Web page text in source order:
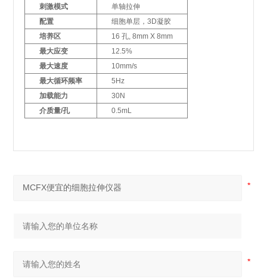
刺激模式
单轴拉伸
配置
细胞单层，3D凝胶
培养区
16 孔, 8mm X 8mm
最大应变
12.5%
最大速度
10mm/s
最大循环频率
5Hz
加载能力
30N
介质量/孔
0.5mL